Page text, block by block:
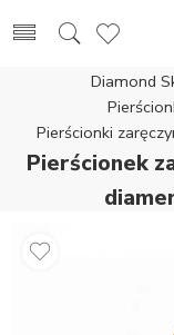
Diamond
Pierścionki
Pierścionek